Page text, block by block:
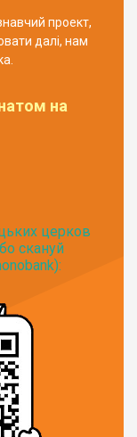
проект,
далі, нам
на
церков
скануй